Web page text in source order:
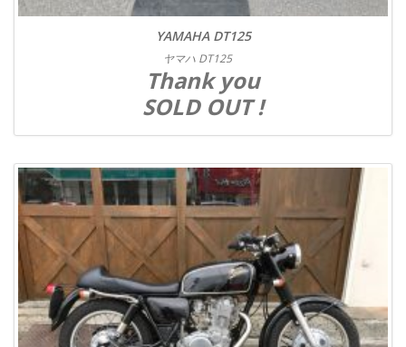
YAMAHA DT125
ヤマハ DT125
Thank you
SOLD OUT !